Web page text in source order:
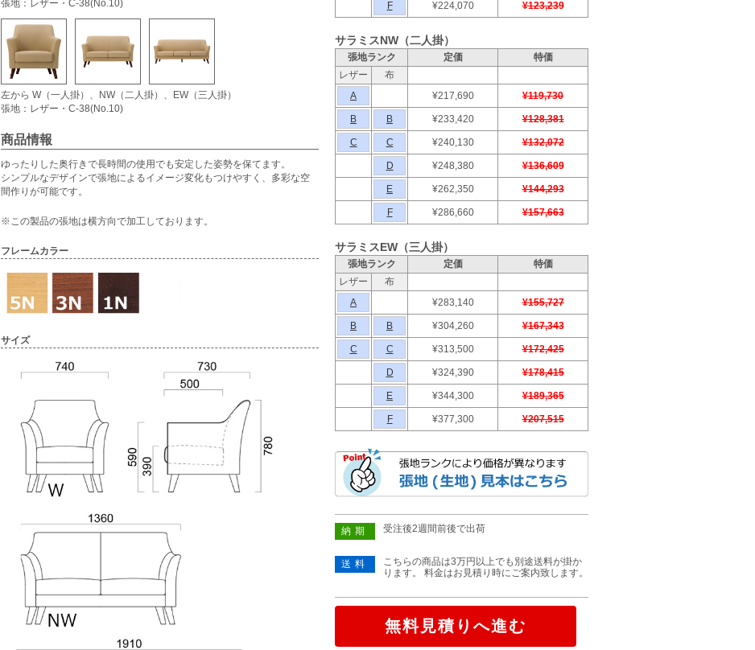
張地：レザー・C-38(No.10)
左から W（一人掛）、NW（二人掛）、EW（三人掛）
張地：レザー・C-38(No.10)
商品情報
ゆったりした奥行きで長時間の使用でも安定した姿勢を保てます。
シンプルなデザインで張地によるイメージ変化もつけやすく、多彩な空
間作りが可能です。
※この製品の張地は横方向で加工しております。
フレームカラー
サイズ
F ¥224,070 ¥123,239
サラミスNW（二人掛）
張地ランク 定価
特価
レザー
布
A
¥217,690 ¥119,730
B B ¥233,420 ¥128,381
C C ¥240,130 ¥132,072
D ¥248,380 ¥136,609
E ¥262,350 ¥144,293
F ¥286,660 ¥157,663
サラミスEW（三人掛）
張地ランク 定価
特価
レザー
布
A
¥283,140 ¥155,727
B B ¥304,260 ¥167,343
C C ¥313,500 ¥172,425
D ¥324,390 ¥178,415
E ¥344,300 ¥189,365
F ¥377,300 ¥207,515
納期 受注後2週間前後で出荷
送料
こちらの商品は3万円以上でも別途送料が掛か
ります。 料金はお見積り時にご案内致します。
無料見積りへ進む